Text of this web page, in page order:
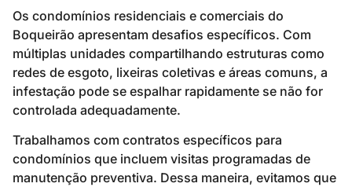
Os condomínios residenciais e comerciais do
Boqueirão apresentam desafios específicos. Com
múltiplas unidades compartilhando estruturas como
redes de esgoto, lixeiras coletivas e áreas comuns, a
infestação pode se espalhar rapidamente se não for
controlada adequadamente.
Trabalhamos com contratos específicos para
condomínios que incluem visitas programadas de
manutenção preventiva. Dessa maneira, evitamos que